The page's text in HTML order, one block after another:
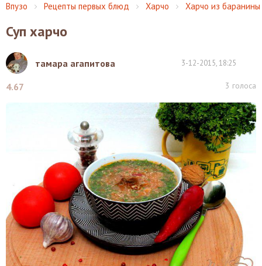
Впузо Рецепты первых блюд Харчо Харчо из баранины
Суп харчо
тамара агапитова 3-12-2015, 18:25
4.67 3 голоса